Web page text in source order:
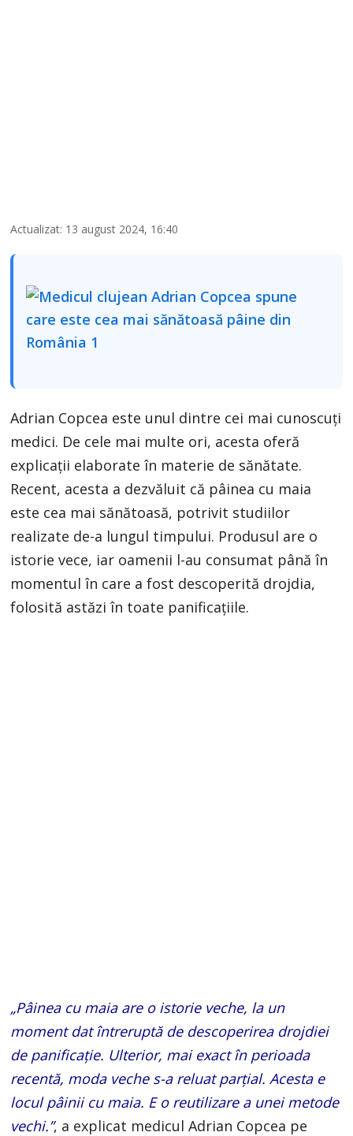
Actualizat: 13 august 2024, 16:40
Adrian Copcea este unul dintre cei mai cunoscuți
medici. De cele mai multe ori, acesta oferă
explicații elaborate în materie de sănătate.
Recent, acesta a dezvăluit că pâinea cu maia
este cea mai sănătoasă, potrivit studiilor
realizate de-a lungul timpului. Produsul are o
istorie vece, iar oamenii l-au consumat până în
momentul în care a fost descoperită drojdia,
folosită astăzi în toate panificațiile.
„Pâinea cu maia are o istorie veche, la un
moment dat întreruptă de descoperirea drojdiei
de panificaţie. Ulterior, mai exact în perioada
recentă, moda veche s-a reluat parţial. Acesta e
locul pâinii cu maia. E o reutilizare a unei metode
vechi.”, a explicat medicul Adrian Copcea pe